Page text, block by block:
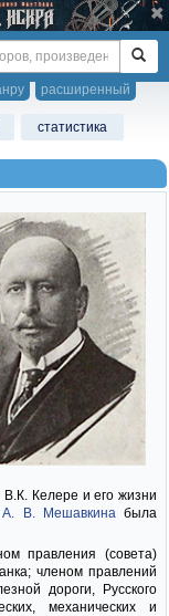
расширенный
статистика
Келере и его жизни
А. В. Мешавкинабыла
правления (совета)
членом правлений
дороги, Русского
механических и